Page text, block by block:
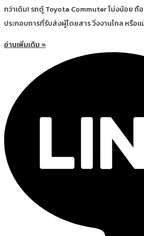
กว่าเดิม! รถตู้ Toyota Commuter โม่งน้อย
ประกอบการที่รับส่งผู้โดยสาร วิ่งงานไกล หรือ
อ่านเพิ่มเติม »